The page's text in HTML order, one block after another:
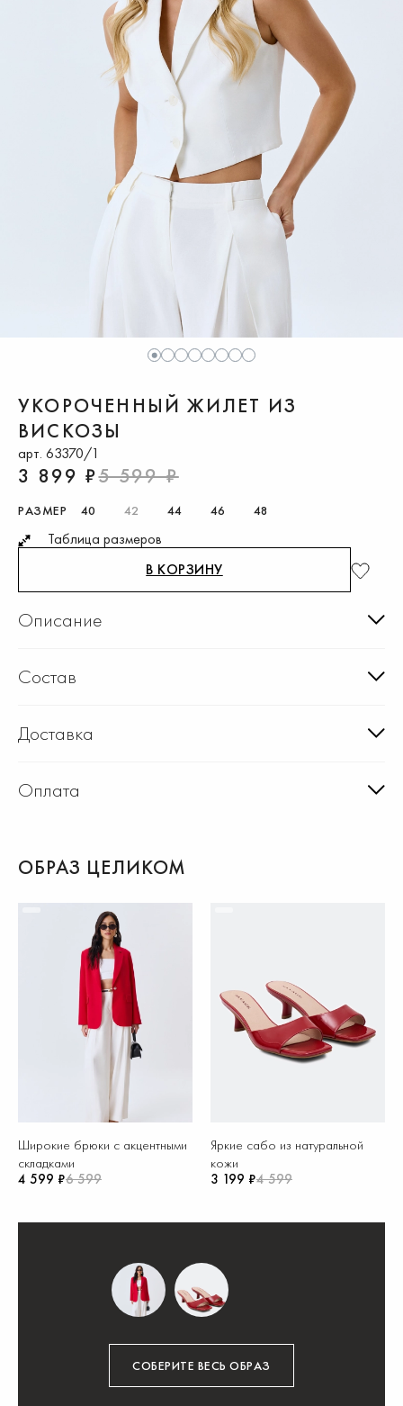
1 2 3 4 5 6 7 8
УКОРОЧЕННЫЙ ЖИЛЕТ ИЗ
ВИСКОЗЫ
арт. 63370/1
3 899 ₽5 599 ₽
РАЗМЕР 40 42 44 46 48
Таблица размеров
В КОРЗИНУ
Описание
Состав
Доставка
Оплата
ОБРАЗ ЦЕЛИКОМ
Широкие брюки с акцентными
складками
4 599 ₽6 599
Яркие сабо из натуральной
кожи
3 199 ₽4 599
СОБЕРИТЕ ВЕСЬ ОБРАЗ